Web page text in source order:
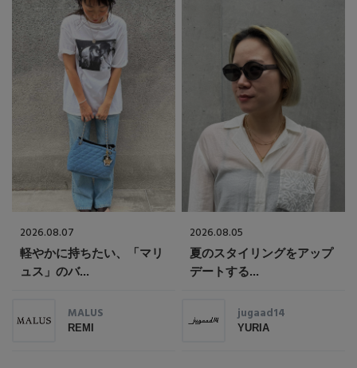
2026.08.07
軽やかに持ちたい、「マリ
ュス」のバ...
MALUS
REMI
2026.08.05
夏のスタイリングをアップ
デートする...
jugaad14
YURIA